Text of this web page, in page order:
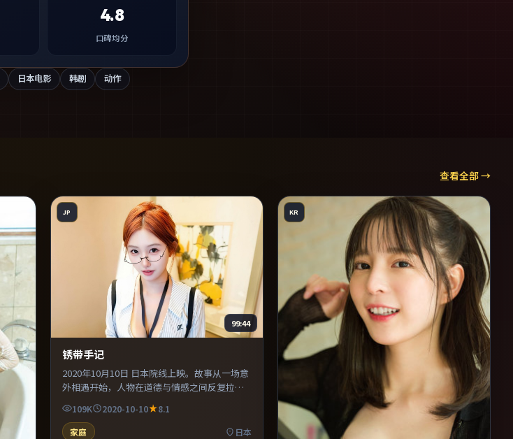
4.8
口碑均分
日本电影 韩剧 动作
查看全部 →
JP
99:44
锈带手记
2020年10月10日 日本院线上映。故事从一场意
外相遇开始，人物在道德与情感之间反复拉
扯。导演在镜头语言上大胆实验，长镜头与特
写交替强化压迫感。既有类型片爽感，也保留
作者表达，口碑潜力不俗。
109K 2020-10-10
8.1
家庭
日本
KR